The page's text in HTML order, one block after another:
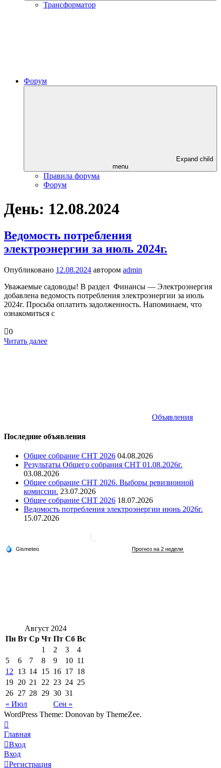
Трансформатор
Форум
Expand child
menu
Правила форума
Форум
День: 12.08.2024
Ведомость потребления
электроэнергии за июль 2024г.
Опубликовано 12.08.2024 автором admin
Уважаемые садоводы! В раздел Финансы — Электроэнергия
добавлена ведомость потребления электроэнергии за июль
2024г. Просьба оплатить задолженность. Напоминаем, что
ознакомиться с
0
Читать далее
Объявления
Последние объявления
Общее собрание СНТ 2026 04.08.2026
Результаты Общего собрания СНТ 01.08.2026г.
03.08.2026
Общее собрание СНТ 2026. Выборы ревизионной
комиссии. 23.07.2026
Общее собрание СНТ 2026 18.07.2026
Ведомость потребления электроэнергии июнь 2026г.
15.07.2026
Август 2024
Пн Вт Ср Чт Пт Сб Вс
« Июл Сен »
1 2 3
4
5
6 7 8 9 10 11
12
13 14 15 16 17 18
19 20 21 22 23 24 25
26 27 28 29 30 31
WordPress Theme: Donovan by ThemeZee.
Главная
Вход
Вход
Регистрация